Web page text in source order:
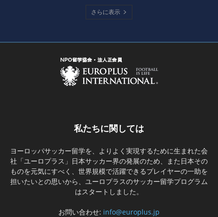
さらに表示
私たちに関しては
ヨーロッパサッカー留学を、よりよく実現するために生まれた会
社「ユーロプラス」日本サッカー界の発展のため、また日本その
ものを元気にすべく、世界規模で活躍できるプレイヤーの一助を
担いたいとの思いから、ユーロプラスのサッカー留学プログラム
はスタートしました。
お問い合わせ: info@europlus.jp